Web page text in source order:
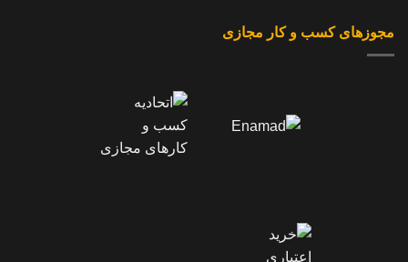
مجوزهای کسب و کار مجازی